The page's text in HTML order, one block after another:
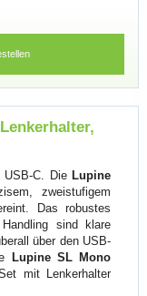
USB-C. Die Lupine
zweistufigem
Das robustes
sind klare
über den USB-
Lupine SL Mono
mit Lenkerhalter